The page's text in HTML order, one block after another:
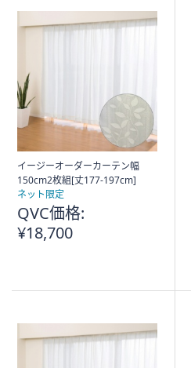
イージーオーダーカーテン幅
150cm2枚組[丈177-197cm]
ネット限定
QVC価格:
¥18,700